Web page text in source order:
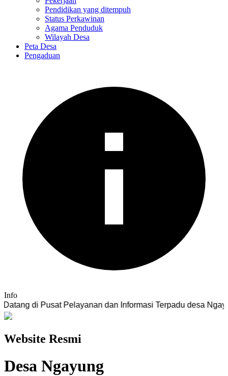
Pendidikan yang ditempuh
Status Perkawinan
Agama Penduduk
Wilayah Desa
Peta Desa
Pengaduan
Info
Pusat Pelayanan dan Informasi Terpadu desa Ngayung
Website Resmi
Desa Ngayung